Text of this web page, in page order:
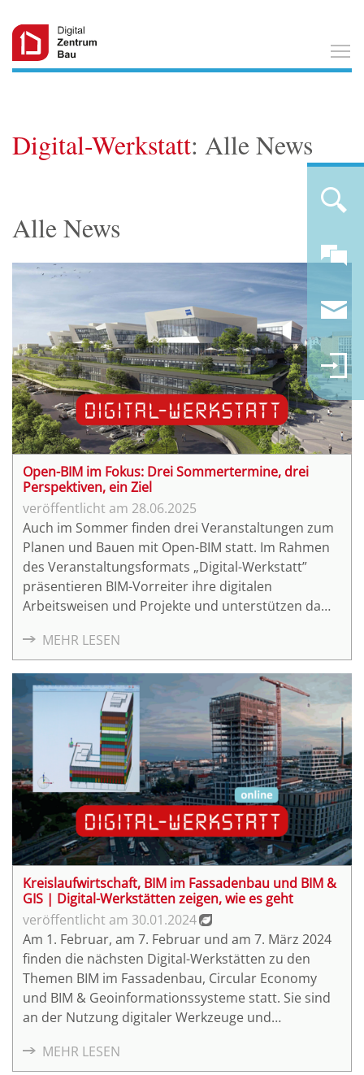
Digital-Werkstatt: Alle News
Alle News
Open-BIM im Fokus: Drei Sommertermine, drei
Perspektiven, ein Ziel
28.06.2025
Auch im Sommer finden drei Veranstaltungen zum
Planen und Bauen mit Open-BIM statt. Im Rahmen
des Veranstaltungsformats „Digital-Werkstatt”
präsentieren BIM-Vorreiter ihre digitalen
Arbeitsweisen und Projekte und unterstützen damit
Einstieg wagen möchten oder noch
Herausforderungen bei der BIM-Anwendung sehen.
Im Anschluss an die Impulsvorträge gibt es
genügend Raum, um Fragen aus dem Publikum zu
diskutieren und zu beantworten. Die Teilnahme an
den Veranstaltungen ist kostenfrei, eine Vorab-
Anmeldung ist jedoch erforderlich.
MEHR LESEN
Kreislaufwirtschaft, BIM im Fassadenbau und BIM &
GIS | Digital-Werkstätten zeigen, wie es geht
30.01.2024
Am 1. Februar, am 7. Februar und am 7. März 2024
finden die nächsten Digital-Werkstätten zu den
Themen BIM im Fassadenbau, Circular Economy
und BIM & Geoinformationssysteme statt. Sie sind
an der Nutzung digitaler Werkzeuge und
kommen Sie zum Austausch mit Experten und
MEHR LESEN